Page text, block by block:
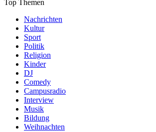
Top Themen
Nachrichten
Kultur
Sport
Politik
Religion
Kinder
DJ
Comedy
Campusradio
Interview
Musik
Bildung
Weihnachten